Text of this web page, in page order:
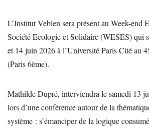
L’Institut Veblen sera présent au Week-end
Société Ecologie et Solidaire (WESES) qui
et 14 juin 2026 à l’Université Paris Cité au
(Paris 6ème).
Mathilde Dupré, interviendra le samedi 13
lors d’une conférence autour de la
système : s’émanciper de la logique